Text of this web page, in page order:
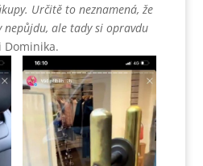
Určitě to neznamená, že
ale tady si opravdu